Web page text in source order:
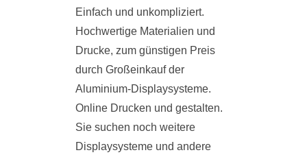
Einfach und unkompliziert.
Hochwertige Materialien und
Drucke, zum günstigen Preis
durch Großeinkauf der
Aluminium-Displaysysteme.
Online Drucken und gestalten.
Sie suchen noch weitere
Displaysysteme und andere